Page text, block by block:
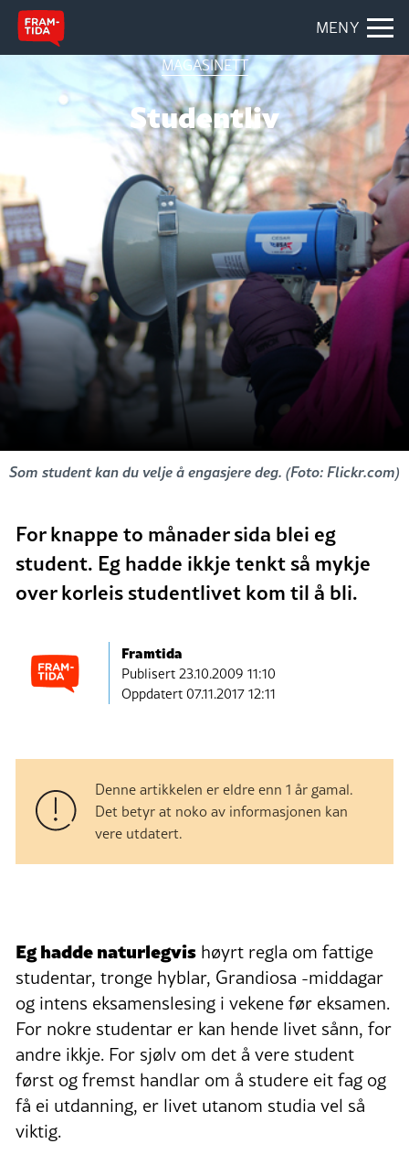
MENY
MAGASINETT
Studentliv
Som student kan du velje å engasjere deg. (Foto: Flickr.com)
For knappe to månader sida blei eg
student. Eg hadde ikkje tenkt så mykje
over korleis studentlivet kom til å bli.
Framtida
Publisert23.10.2009 11:10
Oppdatert 07.11.2017 12:11
Denne artikkelen er eldre enn 1 år gamal.
Det betyr at noko av informasjonen kan
vere utdatert.
Eg hadde naturlegvis høyrt regla om fattige
studentar, tronge hyblar, Grandiosa -middagar
og intens eksamenslesing i vekene før eksamen.
For nokre studentar er kan hende livet sånn, for
andre ikkje. For sjølv om det å vere student
først og fremst handlar om å studere eit fag og
få ei utdanning, er livet utanom studia vel så
viktig.